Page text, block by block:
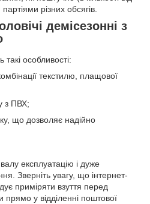
різних обсягів.
демісезонні з
особливості:
текстилю, плащової
з ПВХ;
що дозволяє надійно
експлуатацію і дуже
Зверніть увагу, що інтернет-
приміряти взуття перед
у відділенні поштової